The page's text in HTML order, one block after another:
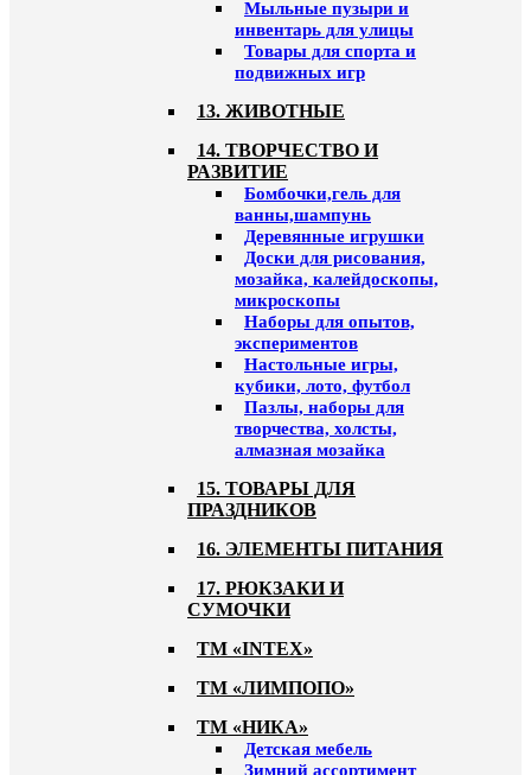
Мыльные пузыри и
инвентарь для улицы
Товары для спорта и
подвижных игр
13. ЖИВОТНЫЕ
14. ТВОРЧЕСТВО И
РАЗВИТИЕ
Бомбочки,гель для
ванны,шампунь
Деревянные игрушки
Доски для рисования,
мозайка, калейдоскопы,
микроскопы
Наборы для опытов,
экспериментов
Настольные игры,
кубики, лото, футбол
Пазлы, наборы для
творчества, холсты,
алмазная мозайка
15. ТОВАРЫ ДЛЯ
ПРАЗДНИКОВ
16. ЭЛЕМЕНТЫ ПИТАНИЯ
17. РЮКЗАКИ И
СУМОЧКИ
ТМ «INTEX»
ТМ «ЛИМПОПО»
ТМ «НИКА»
Детская мебель
Зимний ассортимент